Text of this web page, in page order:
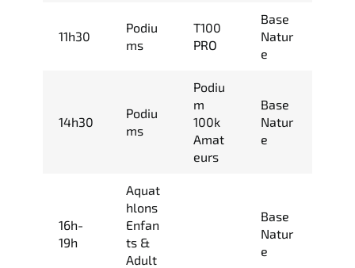
11h30
Podiu
ms
T100
PRO
Base
Natur
e
14h30
Podiu
ms
Podiu
m
100k
Amat
eurs
Base
Natur
e
16h-
19h
Aquat
hlons
Enfan
ts &
Adult
Base
Natur
e